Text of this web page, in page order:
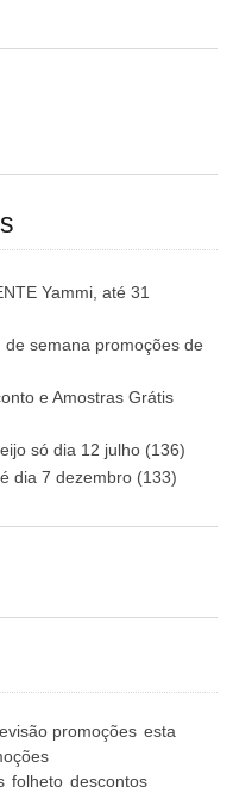
Yammi, até 31
semana promoções de
e Amostras Grátis
só dia 12 julho (136)
dia 7 dezembro (133)
promoções esta
folheto descontos